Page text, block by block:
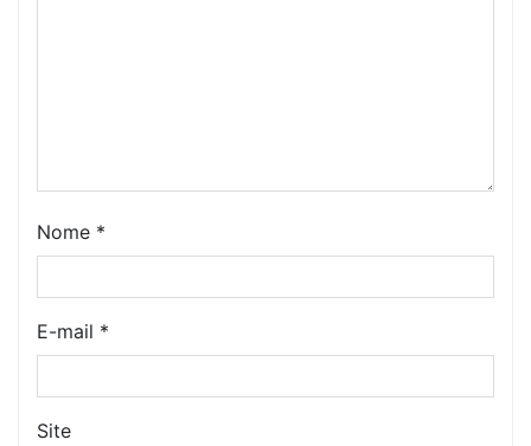
Nome *
E-mail *
Site